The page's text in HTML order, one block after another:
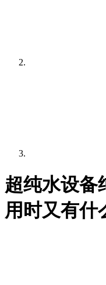
超纯水设备
用时又有什